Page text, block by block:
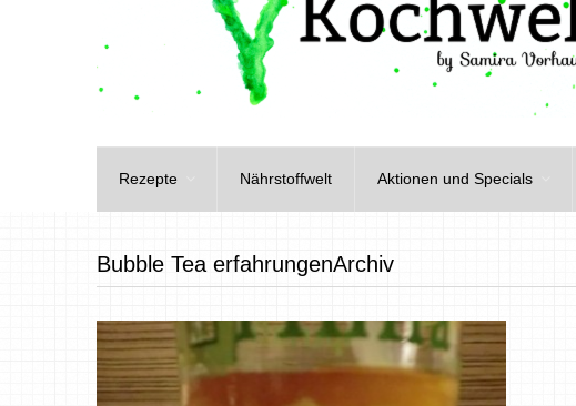
Rezepte Nährstoffwelt Aktionen und Specials
Bubble Tea erfahrungenArchiv